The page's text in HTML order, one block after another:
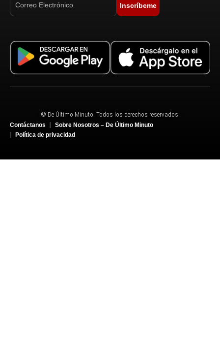
Inscríbeme
© De Último Minuto. Todos los derechos reservados.
Contáctanos
Sobre Nosotros – De Último Minuto
Política de privacidad